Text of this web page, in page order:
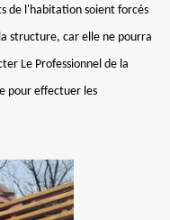
de l'habitation soient forcés
structure, car elle ne pourra
Le Professionnel de la
pour effectuer les